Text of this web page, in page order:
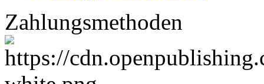
Zahlungsmethoden